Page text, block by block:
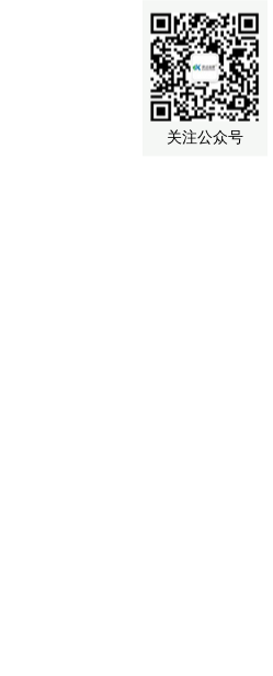
关注公众号